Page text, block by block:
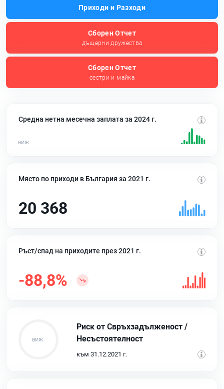
Приходи и Разходи
Сборен Отчет
дъщерни дружества
Сборен Отчет
сестри и майка
Средна нетна месечна заплата за 2024 г.
Място по приходи в България за 2021 г.
20 368
Ръст/спад на приходите през 2021 г.
-88,8%
Риск от Свръхзадълженост /
Несъстоятелност
към 31.12.2021 г.